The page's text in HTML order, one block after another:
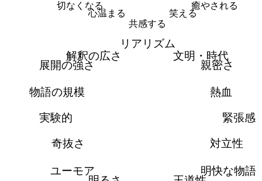
癒やされる
笑える
共感する
心温まる
切なくなる
リアリズム
文明・時代
親密さ
熱血
緊張感
対立性
明快な物語
ユーモア
奇抜さ
実験的
物語の規模
展開の強さ
解釈の広さ